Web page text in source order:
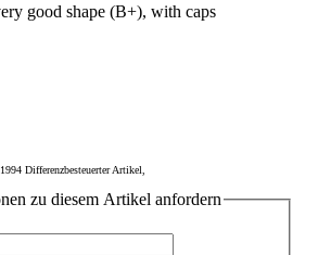
good shape (B+), with caps
Differenzbesteuerter Artikel,
zu diesem Artikel anfordern